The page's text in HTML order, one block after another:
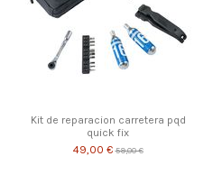
Kit de reparacion carretera pqd
quick fix
49,00 €59,00 €